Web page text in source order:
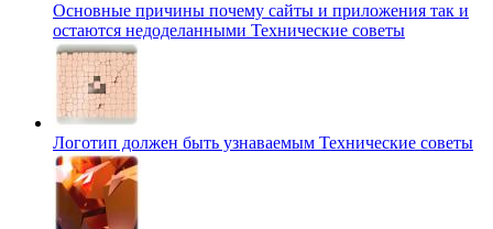
Основные причины почему сайты и приложения так и
остаются недоделанными Технические советы
Логотип должен быть узнаваемым Технические советы